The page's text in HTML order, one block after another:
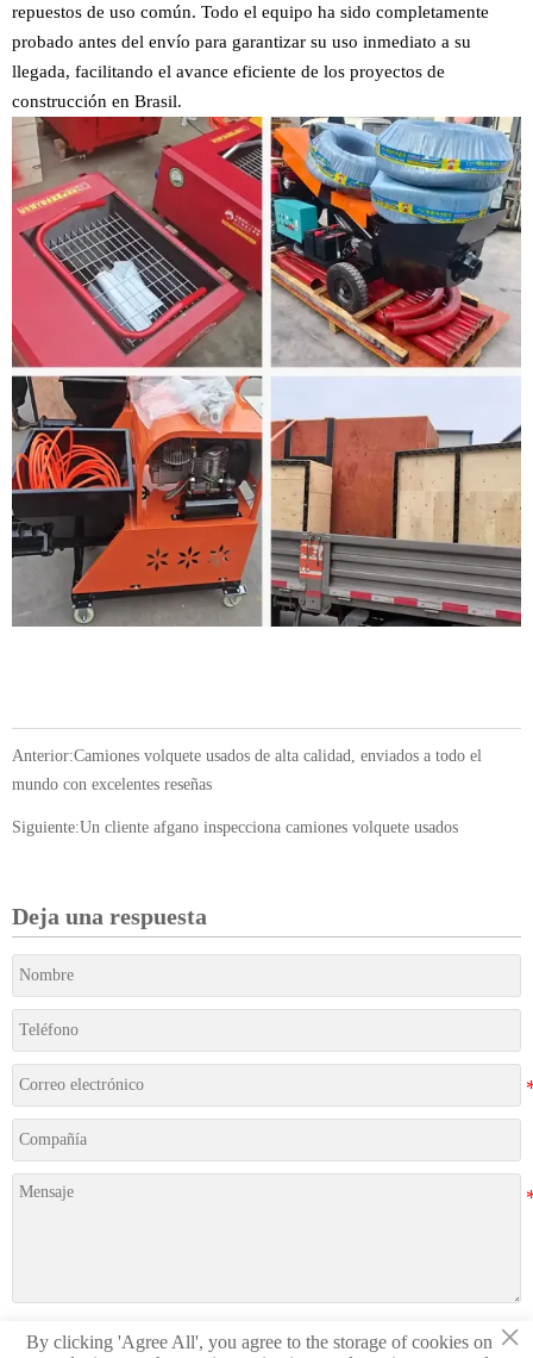
repuestos de uso común. Todo el equipo ha sido completamente
probado antes del envío para garantizar su uso inmediato a su
llegada, facilitando el avance eficiente de los proyectos de
construcción en Brasil.
Anterior:Camiones volquete usados de alta calidad, enviados a todo el
mundo con excelentes reseñas
Siguiente:Un cliente afgano inspecciona camiones volquete usados
Deja una respuesta
Presentación ×
By clicking 'Agree All', you agree to the storage of cookies on